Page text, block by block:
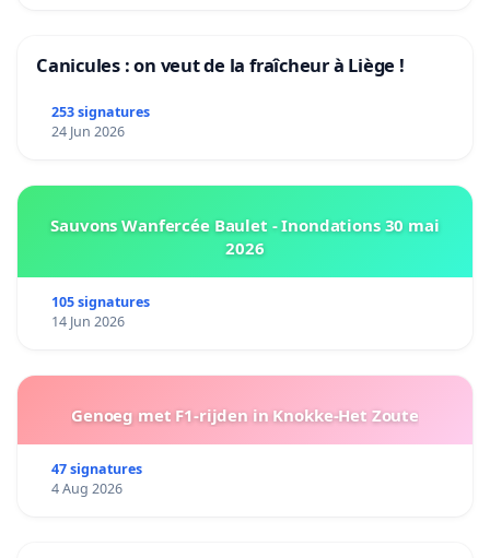
Canicules : on veut de la fraîcheur à Liège !
253 signatures
24 Jun 2026
Sauvons Wanfercée Baulet - Inondations 30 mai
2026
105 signatures
14 Jun 2026
Genoeg met F1-rijden in Knokke-Het Zoute
47 signatures
4 Aug 2026